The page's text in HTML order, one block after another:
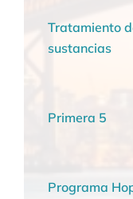
Tratamiento
sustancias
Primera 5
Programa